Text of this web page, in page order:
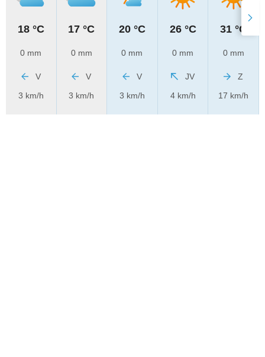
18 °C
0 mm
V
3 km/h
17 °C
0 mm
V
3 km/h
20 °C
0 mm
V
3 km/h
26 °C
0 mm
JV
4 km/h
31 °C
0 mm
Z
17 km/h